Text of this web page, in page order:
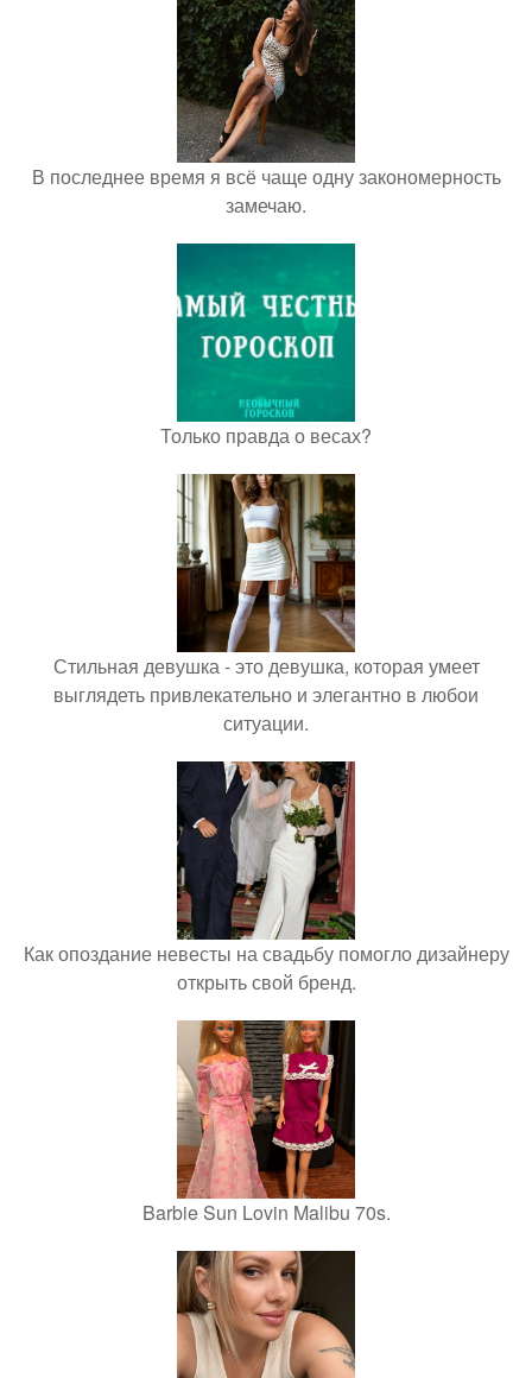
В последнее время я всё чаще одну закономерность
замечаю.
Только правда о весах?
Стильная девушка - это девушка, которая умеет
выглядеть привлекательно и элегантно в любои
ситуации.
Как опоздание невесты на свадьбу помогло дизайнеру
открыть свой бренд.
Barbie Sun Lovin Malibu 70s.